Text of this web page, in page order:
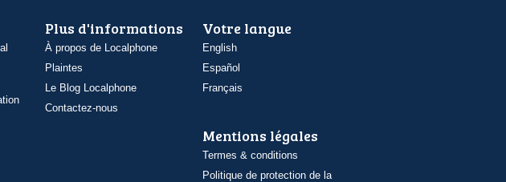
Plus d'informations
À propos de Localphone
Plaintes
Le Blog Localphone
Contactez-nous
Votre langue
English
Español
Français
Mentions légales
Termes & conditions
Politique de protection de la